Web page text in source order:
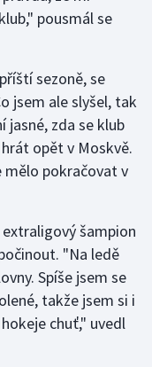
pousmál se
sezoně, se
jsem ale slyšel, tak
jasné, zda se klub
opět v Moskvě.
mělo pokračovat v
šampion
"Na ledě
Spíše jsem se
takže jsem si i
chuť," uvedl